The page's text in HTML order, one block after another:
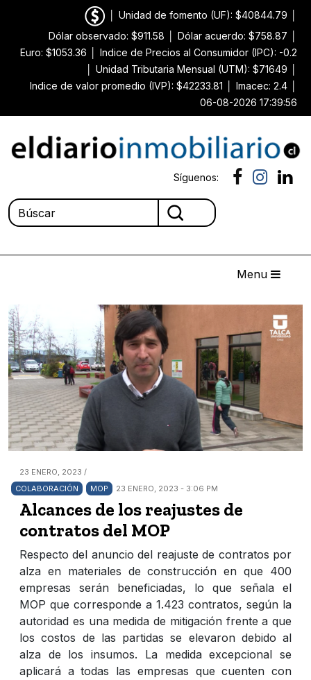
Unidad de fomento (UF): $40844.79
Dólar observado: $911.58
Dólar acuerdo: $758.87
Euro: $1053.36
Indice de Precios al Consumidor (IPC): -0.2
Unidad Tributaria Mensual (UTM): $71649
Indice de valor promedio (IVP): $42233.81
Imacec: 2.4
06-08-2026 17:39:56
Síguenos:
Menu
23 ENERO, 2023 /
COLABORACIÓN
MOP 23 ENERO, 2023 - 3:06 PM
Alcances de los reajustes de
contratos del MOP
Respecto del anuncio del reajuste de contratos por
alza en materiales de construcción en que 400
empresas serán beneficiadas, lo que señala el
MOP que corresponde a 1.423 contratos, según la
autoridad es una medida de mitigación frente a que
los costos de las partidas se elevaron debido al
alza de los insumos. La medida excepcional se
aplicará a todas las empresas que cuenten con